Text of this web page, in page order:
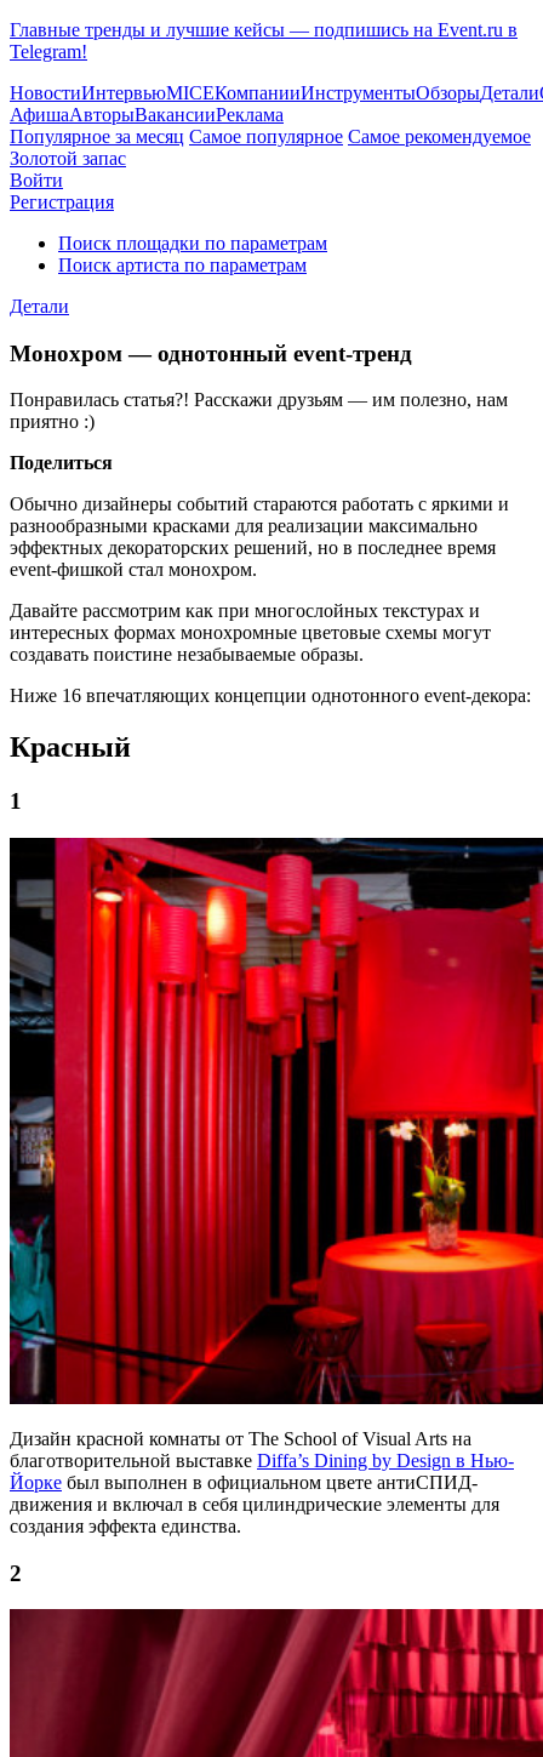
Главные тренды и лучшие кейсы — подпишись на Event.ru в
Telegram!
НовостиИнтервьюMICEКомпанииИнструментыОбзорыДетали
АфишаАвторыВакансииРеклама
Популярное за месяц Самое популярное Самое рекомендуемое
Золотой запас
Войти
Регистрация
Поиск площадки по параметрам
Поиск артиста по параметрам
Детали
Монохром — однотонный event-тренд
Понравилась статья?! Расскажи друзьям — им полезно, нам
приятно :)
Поделиться
Обычно дизайнеры событий стараются работать с яркими и
разнообразными красками для реализации максимально
эффектных декораторских решений, но в последнее время
event-фишкой стал монохром.
Давайте рассмотрим как при многослойных текстурах и
интересных формах монохромные цветовые схемы могут
создавать поистине незабываемые образы.
Ниже 16 впечатляющих концепции однотонного event-декора:
Красный
1
Дизайн красной комнаты от The School of Visual Arts на
благотворительной выставке Diffa’s Dining by Design в Нью-
Йорке был выполнен в официальном цвете антиСПИД-
движения и включал в себя цилиндрические элементы для
создания эффекта единства.
2